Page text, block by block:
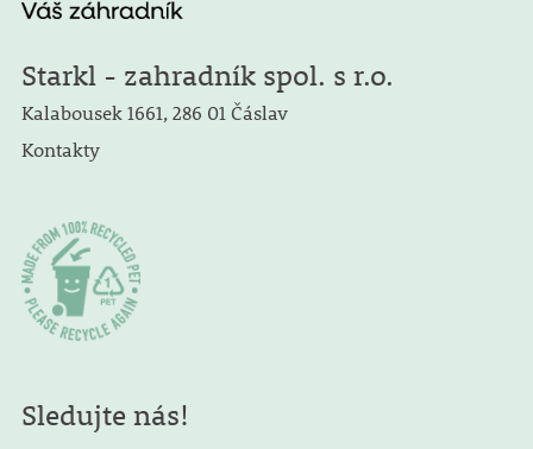
Starkl - zahradník spol. s r.o.
Kalabousek 1661, 286 01 Čáslav
Kontakty
Sledujte nás!